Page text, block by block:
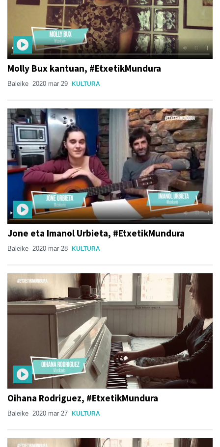
Molly Bux kantuan, #EtxetikMundura
Baleike 2020 mar 29 KULTURA
Jone eta Imanol Urbieta, #EtxetikMundura
Baleike 2020 mar 28 KULTURA
Oihana Rodriguez, #EtxetikMundura
Baleike 2020 mar 27 KULTURA